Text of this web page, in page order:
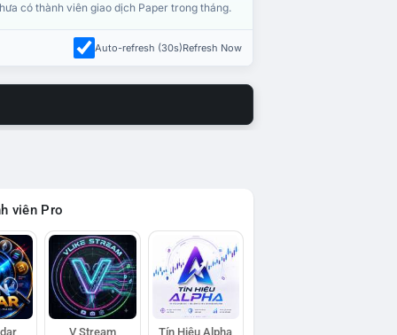
có thành viên giao dịch Paper trong tháng.
Auto-refresh (30s)Refresh Now
viên Pro
V Stream Tín Hiệu Alpha